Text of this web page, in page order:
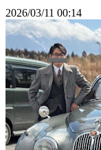
2026/03/11 00:14